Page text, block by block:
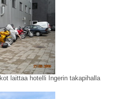
laittaa hotelli Ingerin takapihalla